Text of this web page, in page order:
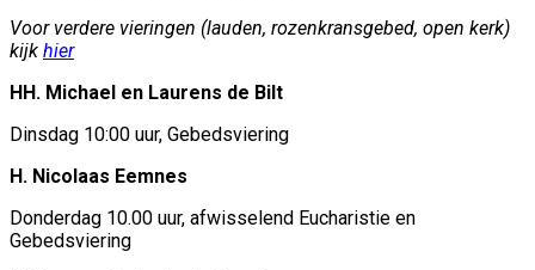
Voor verdere vieringen (lauden, rozenkransgebed, open kerk)
kijk hier
HH. Michael en Laurens de Bilt
Dinsdag 10:00 uur, Gebedsviering
H. Nicolaas Eemnes
Donderdag 10.00 uur, afwisselend Eucharistie en
Gebedsviering